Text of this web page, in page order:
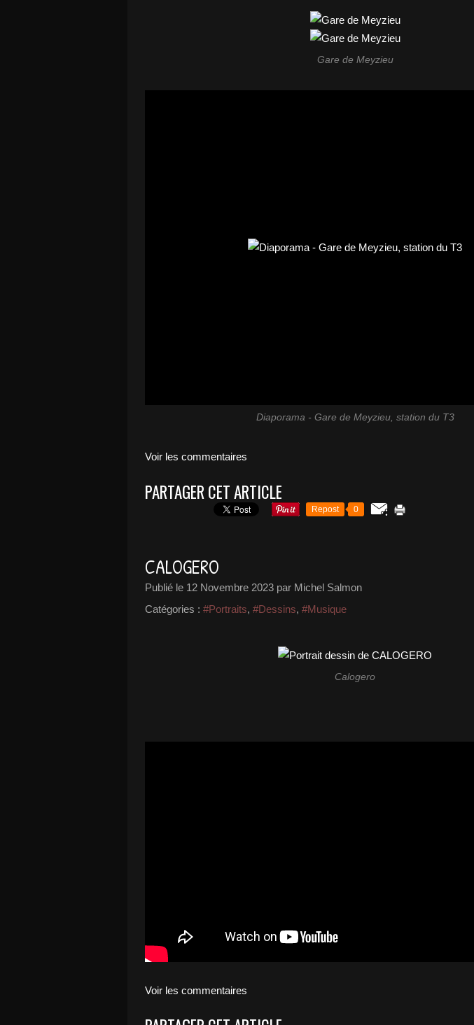
Gare de Meyzieu
Diaporama - Gare de Meyzieu, station du T3
Voir les commentaires
PARTAGER CET ARTICLE
Repost 0
CALOGERO
Publié le 12 Novembre 2023 par Michel Salmon
Catégories : #Portraits, #Dessins, #Musique
Calogero
Voir les commentaires